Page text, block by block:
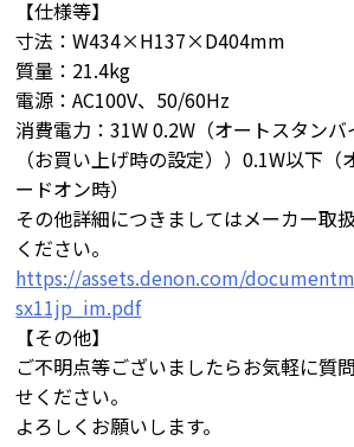
【仕様等】
寸法：W434×H137×D404mm
質量：21.4kg
電源：AC100V、50/60Hz
消費電力：31W 0.2W（オートスタン
（お買い上げ時の設定））0.1W以下
ードオン時）
その他詳細につきましてはメーカー取
ください。
https://assets.denon.com/
sx11jp_im.pdf
【その他】
ご不明点等ございましたらお気軽に質
せください。
よろしくお願いします。